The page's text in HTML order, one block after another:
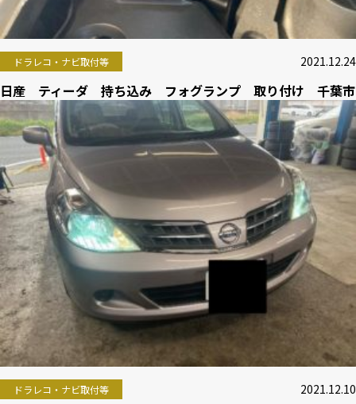
ドラレコ・ナビ取付等 2021.12.24
日産 ティーダ 持ち込み フォグランプ 取り付け 千葉市
ドラレコ・ナビ取付等 2021.12.10